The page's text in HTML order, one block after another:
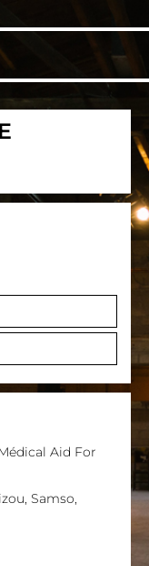
Aid For
Samso,